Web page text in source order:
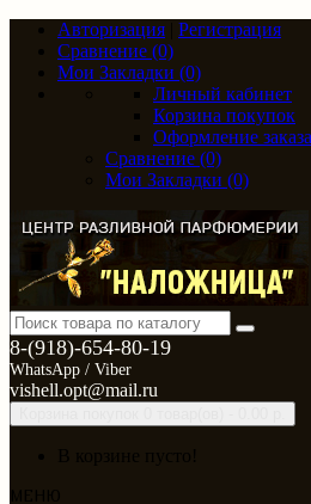
Авторизация
Регистрация
Сравнение (0)
Мои Закладки (0)
Личный кабинет
Корзина покупок
Оформление заказа
Сравнение (0)
Мои Закладки (0)
8-(918)-654-80-19
WhatsApp / Viber
vishell.opt@mail.ru